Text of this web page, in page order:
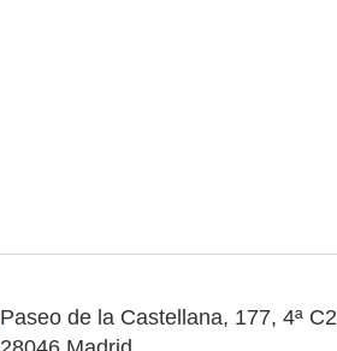
Paseo de la Castellana, 177, 4ª C2